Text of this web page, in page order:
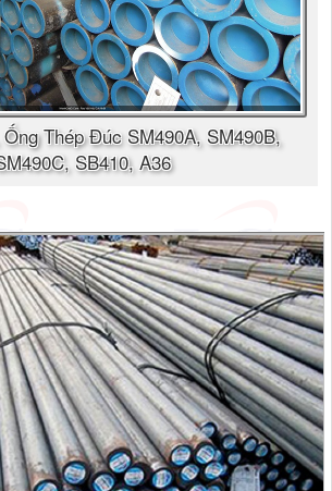
Thép Đúc SM490A, SM490B,
SB410, A36